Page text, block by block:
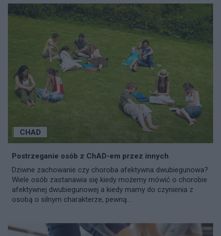
CHAD
Postrzeganie osób z ChAD-em przez innych
Dziwne zachowanie czy choroba afektywna dwubiegunowa?
Wiele osób zastanawia się kiedy możemy mówić o chorobie
afektywnej dwubiegunowej a kiedy mamy do czynienia z
osobą o silnym charakterze, pewną...